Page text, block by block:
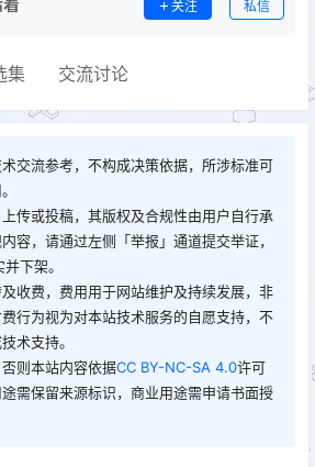
关注 私信
集 交流讨论
交流参考，不构成决策依据，所涉标准可
传或投稿，其版权及合规性由用户自行承
容，请通过左侧「举报」通道提交举证，
下架。
收费，费用用于网站维护及持续发展，非
行为视为对本站技术服务的自愿支持，不
术支持。
则本站内容依据CC BY-NC-SA 4.0许可
需保留来源标识，商业用途需申请书面授